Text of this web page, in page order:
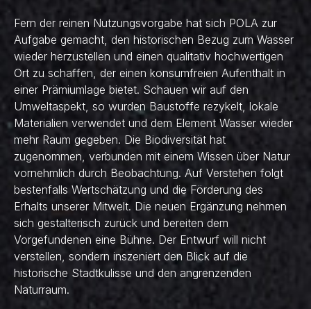
Fern der reinen Nutzungsvorgabe hat sich POLA zur
Aufgabe gemacht, den historischen Bezug zum Wasser
wieder herzustellen und einen qualitativ hochwertigen
Ort zu schaffen, der einen konsumfreien Aufenthalt in
einer Prämiumlage bietet. Schauen wir auf den
Umweltaspekt, so wurden Baustoffe rezykelt, lokale
Materialien verwendet und dem Element Wasser wieder
mehr Raum gegeben. Die Biodiversität hat
zugenommen, verbunden mit einem Wissen über Natur
vornehmlich durch Beobachtung. Auf Verstehen folgt
bestenfalls Wertschätzung und die Förderung des
Erhalts unserer Mitwelt. Die neuen Ergänzung nehmen
sich gestalterisch zurück und bereiten dem
Vorgefundenen eine Bühne. Der Entwurf will nicht
verstellen, sondern inszeniert den Blick auf die
historische Stadtkulisse und den angrenzenden
Naturraum.